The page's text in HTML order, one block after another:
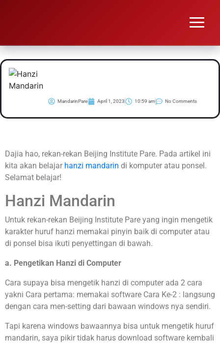
MandarinPare April 1, 2023 10:59 am No Comments
Dajia hao, rekan-rekan Beijing Institute Pare. Pada artikel ini
kita akan belajar hanzi mandarin di komputer atau ponsel.
Selamat belajar!
Hanzi Mandarin
Untuk rekan-rekan Beijing Institute Pare yang ingin mengetik
karakter huruf hanzi memakai pinyin baik di computer atau
di ponsel bisa ikuti penyettingan di bawah.
a. Pengetikan Hanzi di Computer
Cara supaya bisa mengetik hanzi di computer ada 2 cara
yakni Cara pertama: memakai software Cara Ke-2 : langsung
dengan cara men-setting dari bawaan windows nya sendiri.
Tapi karena windows bawaannya bisa untuk mengetik huruf
mandarin, saya pikir tidak harus download software kembali